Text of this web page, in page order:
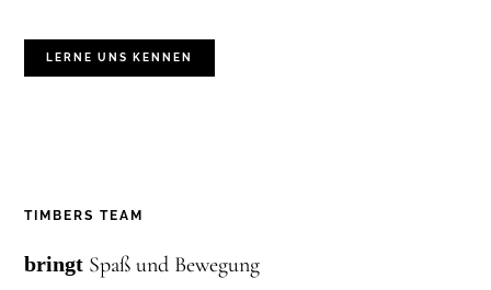
LERNE UNS KENNEN
TIMBERS TEAM
bringt Spaß und Bewegung